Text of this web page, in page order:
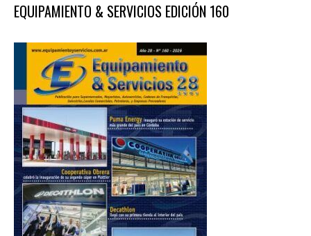
EQUIPAMIENTO & SERVICIOS EDICIÓN 160